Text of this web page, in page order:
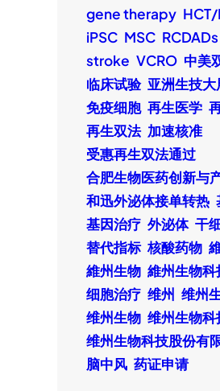
gene therapy HCT/
iPSC MSC RCDADs
stroke VCRO 中美
临床试验 亚洲生技大
免疫细胞 再生医学
再生双法 加速核准
受惠再生双法通过
合肥生物医药创新与
和迅外泌体接单转热
基因治疗 外泌体 干
替代指标 核酸药物
維州生物 維州生物科
细胞治疗 维州 维州
维州生物 维州生物科
维州生物科技股份有
脑中风 药证申请